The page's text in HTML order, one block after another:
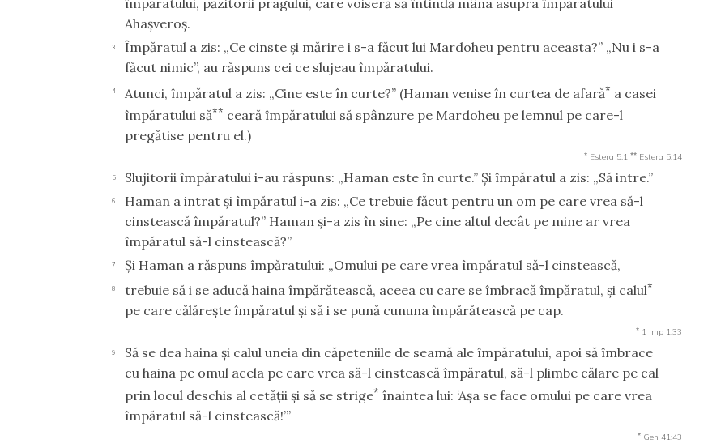
împăratului, păzitorii pragului, care voiseră să întindă mâna asupra împăratului
Ahaşveroş.
3
Împăratul a zis: „Ce cinste şi mărire i s-a făcut lui Mardoheu pentru aceasta?” „Nu i s-a
făcut nimic”, au răspuns cei ce slujeau împăratului.
4 Atunci, împăratul a zis: „Cine este în curte?” (Haman venise în curtea de afară* a casei
împăratului să** ceară împăratului să spânzure pe Mardoheu pe lemnul pe care-l
pregătise pentru el.)
* Estera 5:1 ** Estera 5:14
5 Slujitorii împăratului i-au răspuns: „Haman este în curte.” Şi împăratul a zis: „Să intre.”
6
Haman a intrat şi împăratul i-a zis: „Ce trebuie făcut pentru un om pe care vrea să-l
cinstească împăratul?” Haman şi-a zis în sine: „Pe cine altul decât pe mine ar vrea
împăratul să-l cinstească?”
7 Şi Haman a răspuns împăratului: „Omului pe care vrea împăratul să-l cinstească,
8 trebuie să i se aducă haina împărătească, aceea cu care se îmbracă împăratul, şi calul*
pe care călăreşte împăratul şi să i se pună cununa împărătească pe cap.
* 1 Imp 1:33
9
Să se dea haina şi calul uneia din căpeteniile de seamă ale împăratului, apoi să îmbrace
cu haina pe omul acela pe care vrea să-l cinstească împăratul, să-l plimbe călare pe cal
prin locul deschis al cetăţii şi să se strige* înaintea lui: ‘Aşa se face omului pe care vrea
împăratul să-l cinstească!’”
* Gen 41:43